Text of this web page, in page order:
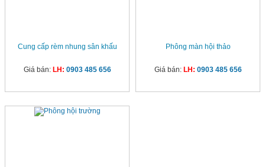
Cung cấp rèm nhung sân khấu
Giá bán: LH: 0903 485 656
Phông màn hội thảo
Giá bán: LH: 0903 485 656